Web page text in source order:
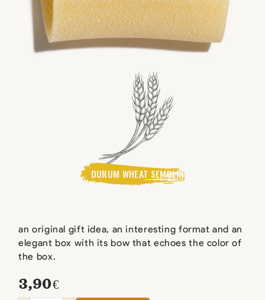
an original gift idea, an interesting format and an
elegant box with its bow that echoes the color of
the box.
3,90€
DURUM WHEAT SEMOLINA